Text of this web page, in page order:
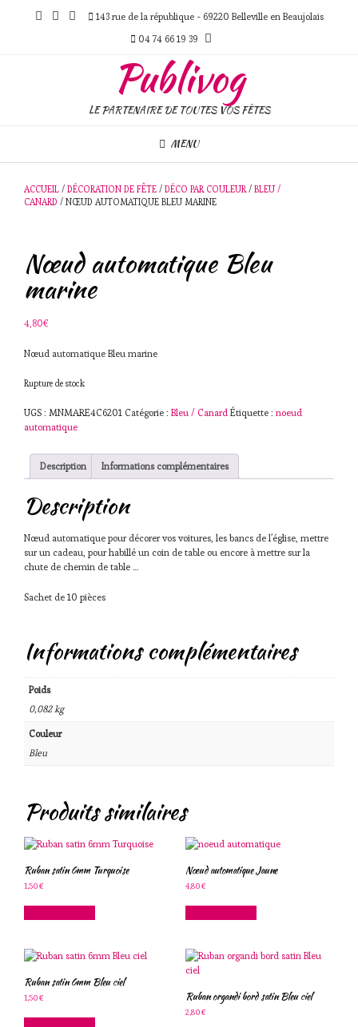
143 rue de la république - 69220 Belleville en Beaujolais
04 74 66 19 39
Publivog
LE PARTENAIRE DE TOUTES VOS FÊTES
MENU
ACCUEIL / DÉCORATION DE FÊTE / DÉCO PAR COULEUR/ BLEU /
CANARD / NŒUD AUTOMATIQUE BLEU MARINE
Nœud automatique Bleu
marine
4,80€
Nœud automatique Bleu marine
Rupture de stock
UGS : MNMARE4C6201 Catégorie : Bleu / Canard Étiquette : noeud
automatique
Description Informations complémentaires
Description
Nœud automatique pour décorer vos voitures, les bancs de l’église, mettre
sur un cadeau, pour habillé un coin de table ou encore à mettre sur la
chute de chemin de table …
Sachet de 10 pièces
Informations complémentaires
Poids
0,082 kg
Couleur
Bleu
Produits similaires
Ruban satin 6mm Turquoise
1,50€
Nœud automatique Jaune
4,80€
Ruban satin 6mm Bleu ciel
1,50€ Ruban organdi bord satin Bleu ciel
2,80€